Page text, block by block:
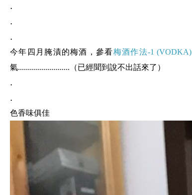
.
.
.
今年四月腌漬的梅酒，參看梅酒作法-1 (VODKA)
氣..........................（已經聞到說不出話來了）
.
.
色香味俱佳